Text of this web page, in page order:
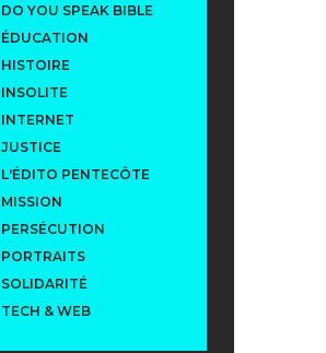
DO YOU SPEAK BIBLE
ÉDUCATION
HISTOIRE
INSOLITE
INTERNET
JUSTICE
L'ÉDITO PENTECÔTE
MISSION
PERSÉCUTION
PORTRAITS
SOLIDARITÉ
TECH & WEB